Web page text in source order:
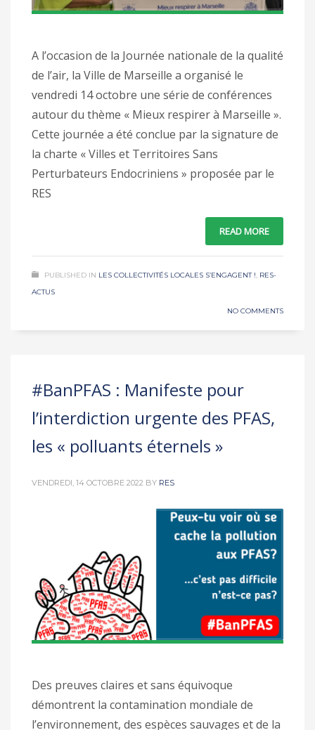
A l’occasion de la Journée nationale de la qualité
de l’air, la Ville de Marseille a organisé le
vendredi 14 octobre une série de conférences
autour du thème « Mieux respirer à Marseille ».
Cette journée a été conclue par la signature de
la charte « Villes et Territoires Sans
Perturbateurs Endocriniens » proposée par le
RES
READ MORE
PUBLISHED IN LES COLLECTIVITÉS LOCALES S’ENGAGENT !, RES-
ACTUS
NO COMMENTS
#BanPFAS : Manifeste pour
l’interdiction urgente des PFAS,
les « polluants éternels »
VENDREDI, 14 OCTOBRE 2022 BY RES
Des preuves claires et sans équivoque
démontrent la contamination mondiale de
l’environnement, des espèces sauvages et de la